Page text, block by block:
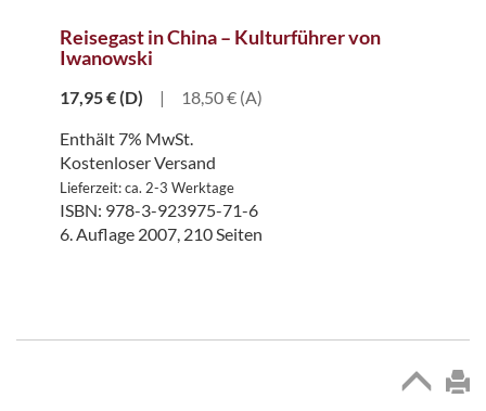
Reisegast in China – Kulturführer von
Iwanowski
17,95€(D) |
18,50 € (A)
Enthält 7% MwSt.
Kostenloser Versand
Lieferzeit: ca. 2-3 Werktage
ISBN: 978-3-923975-71-6
6. Auflage 2007, 210 Seiten